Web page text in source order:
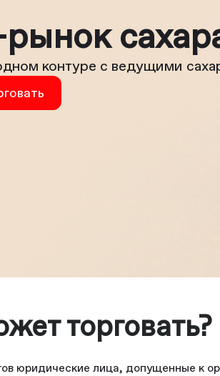
контуре с ведущими
торговать?
юридические лица, допущенные к